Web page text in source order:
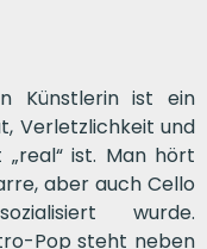
Künstlerin ist ein
Verletzlichkeit und
ist. Man hört
aber auch Cello
wurde.
Pop steht neben